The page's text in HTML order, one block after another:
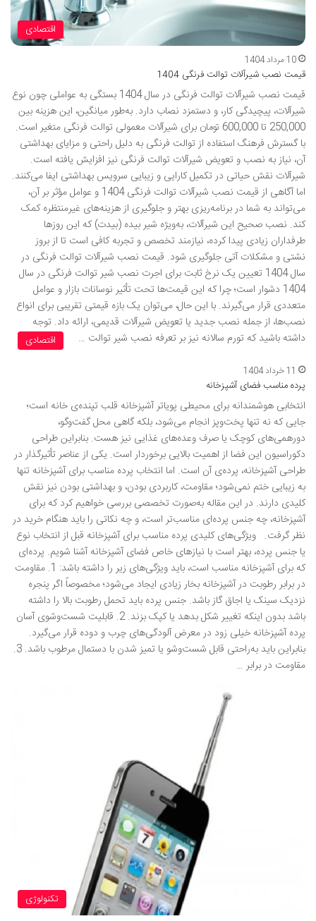
اقتصادی
10 مرداد 1404
قیمت نصب شیرآلات توالت فرنگی 1404
قیمت نصب شیرآلات توالت فرنگی در سال 1404 بستگی به عواملی چون نوع
شیرآلات، پیچیدگی کار، و دستمزد نصاب دارد. به‌طور میانگین، این هزینه بین
250,000 تا 600,000 تومان برای شیرآلات معمولی توالت فرنگی متغیر است.
با گسترش فرهنگ استفاده از توالت فرنگی به دلیل راحتی و مزایای بهداشتی
آن، نیاز به نصب و تعویض شیرآلات توالت فرنگی نیز افزایش یافته است.
شیرآلات نقش حیاتی در تکمیل کارایی و زیبایی سرویس بهداشتی ایفا می‌کنند.
اما آگاهی از قیمت نصب شیرآلات توالت فرنگی 1404 و عوامل مؤثر بر آن،
می‌تواند به شما در برنامه‌ریزی بهتر و جلوگیری از هزینه‌های غیرمنتظره کمک
کند. نصب صحیح این شیرآلات، به‌ویژه شیر بیده (بیدت) که این روزها
طرفداران زیادی پیدا کرده، نیازمند تخصص و تجربه کافی است تا از بروز
نشتی و مشکلات آتی جلوگیری شود. قیمت نصب شیرآلات توالت فرنگی در
سال 1404 تعیین یک نرخ ثابت برای اجرت نصب شیر توالت فرنگی در سال
1404 دشوار است؛ چرا که این قیمت‌ها تحت تأثیر نوسانات بازار و عوامل
متعددی قرار می‌گیرند. با این حال، می‌توان یک بازه قیمتی تقریبی برای انواع
نصب‌ها، از جمله نصب جدید یا تعویض شیرآلات قدیمی، ارائه داد. توجه
داشته باشید که تورم سالانه نیز بر تعرفه نصب شیر توالت …
اقتصادی
11 خرداد 1404
پرده مناسب فضای آشپزخانه
انتخابی هوشمندانه برای محیطی پویاتر آشپزخانه قلب تپنده‌ی خانه است؛
جایی که نه تنها پخت‌وپز انجام می‌شود، بلکه گاهی محل گفت‌وگو،
دورهمی‌های کوچک یا صرف وعده‌های غذایی نیز هست. بنابراین طراحی
دکوراسیون این فضا از اهمیت بالایی برخوردار است. یکی از عناصر تأثیرگذار در
طراحی آشپزخانه، پرده‌ی آن است. اما انتخاب پرده مناسب برای آشپزخانه تنها
به زیبایی ختم نمی‌شود؛ مقاومت، کاربردی بودن، و بهداشتی بودن نیز نقش
کلیدی دارند. در این مقاله به‌صورت تخصصی بررسی خواهیم کرد که برای
آشپزخانه، چه جنس پرده‌ای مناسب‌تر است، و چه نکاتی را باید هنگام خرید در
نظر گرفت. ویژگی‌های کلیدی پرده مناسب برای آشپزخانه قبل از انتخاب نوع
یا جنس پرده، بهتر است با نیازهای خاص فضای آشپزخانه آشنا شویم. پرده‌ای
که برای آشپزخانه مناسب است، باید ویژگی‌های زیر را داشته باشد: 1. مقاومت
در برابر رطوبت در آشپزخانه بخار زیادی ایجاد می‌شود؛ مخصوصاً اگر پنجره
نزدیک سینک یا اجاق گاز باشد. جنس پرده باید تحمل رطوبت بالا را داشته
باشد بدون اینکه تغییر شکل بدهد یا کپک بزند. 2. قابلیت شست‌وشوی آسان
پرده آشپزخانه خیلی زود در معرض آلودگی‌های چرب و دوده قرار می‌گیرد.
بنابراین باید به‌راحتی قابل شست‌وشو یا تمیز شدن با دستمال مرطوب باشد. 3.
مقاومت در برابر …
تکنولوژی